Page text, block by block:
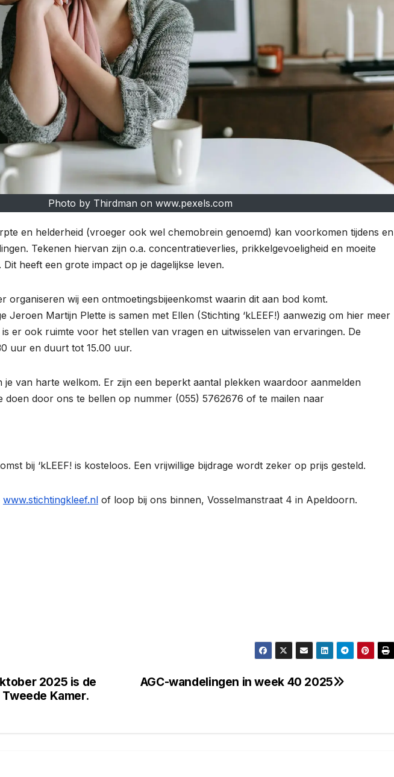
Photo by Thirdman on www.pexels.com
en helderheid (vroeger ook wel chemobrein genoemd) kan voorkomen tijdens en
Tekenen hiervan zijn o.a. concentratieverlies, prikkelgevoeligheid en moeite
heeft een grote impact op je dagelijkse leven.
organiseren wij een ontmoetingsbijeenkomst waarin dit aan bod komt.
Jeroen Martijn Plette is samen met Ellen (Stichting ‘kLEEF!) aanwezig om hier meer
er ook ruimte voor het stellen van vragen en uitwisselen van ervaringen. De
uur en duurt tot 15.00 uur.
je van harte welkom. Er zijn een beperkt aantal plekken waardoor aanmelden
doen door ons te bellen op nummer (055) 5762676 of te mailen naar
bij ‘kLEEF! is kosteloos. Een vrijwillige bijdrage wordt zeker op prijs gesteld.
www.stichtingkleef.nl of loop bij ons binnen, Vosselmanstraat 4 in Apeldoorn.
AGC-wandelingen in week 40 2025
2025 is de
Kamer.